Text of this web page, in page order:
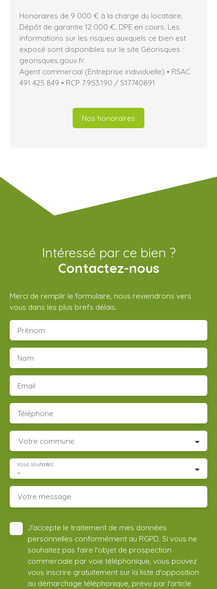
Honoraires de 9 000 € à la charge du locataire.
Dépôt de garantie 12 000 €. DPE en cours. Les
informations sur les risques auxquels ce bien est
exposé sont disponibles sur le site Géorisques :
georisques.gouv.fr.
Agent commercial (Entreprise individuelle) • RSAC
491 425 849 • RCP 7.953.190 / S17740891
Nos honoraires
Intéressé par ce bien ?
Contactez-nous
Merci de remplir le formulaire, nous reviendrons vers
vous dans les plus brefs délais.
Prénom
Nom
Email
Téléphone
Votre commune
-
Vous souhaitez
Votre message
J'accepte le traitement de mes données
personnelles conformément au RGPD. Si vous ne
souhaitez pas faire l'objet de prospection
commerciale par voie téléphonique, vous pouvez
vous inscrire gratuitement sur la liste d'opposition
au démarchage téléphonique, prévu par l'article